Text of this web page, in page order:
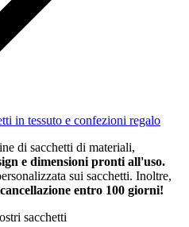
di sacchetti di materiali,
e dimensioni pronti all'uso.
sui sacchetti. Inoltre,
entro 100 giorni!
sacchetti